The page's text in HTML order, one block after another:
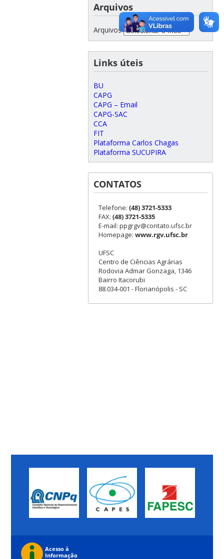
Arquivos
Arquivos
Links úteis
BU
CAPG
CAPG – Email
CAPG-SAC
CCA
FIT
Plataforma Carlos Chagas
Plataforma SUCUPIRA
CONTATOS
Telefone: (48) 3721-5333
FAX: (48) 3721-5335
E-mail: ppgrgv@contato.ufsc.br
Homepage: www.rgv.ufsc.br
UFSC
Centro de Ciências Agrárias
Rodovia Admar Gonzaga, 1346
Bairro Itacorubi
88.034-001 - Florianópolis - SC